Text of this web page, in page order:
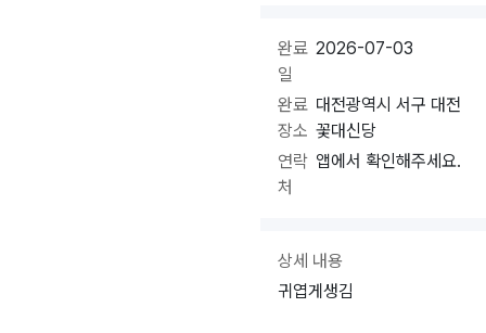
완료
일
2026-07-03
완료
장소
대전광역시 서구 대전
꽃대신당
연락
처
앱에서 확인해주세요.
상세 내용
귀엽게생김